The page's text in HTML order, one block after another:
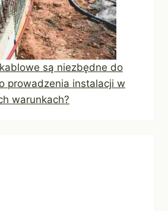
są niezbędne do
prowadzenia instalacji w
warunkach?